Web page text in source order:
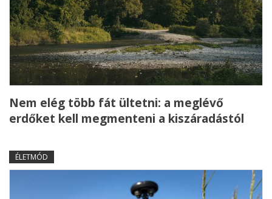
Nem elég több fát ültetni: a meglévő
erdőket kell megmenteni a kiszáradástól
ÉLETMÓD